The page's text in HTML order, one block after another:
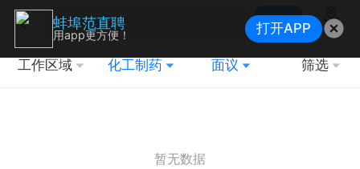
搜索
地图
工作区域 化工制药 面议 筛选
暂无数据
蚌埠范直聘
用app更方便！ 打开APP